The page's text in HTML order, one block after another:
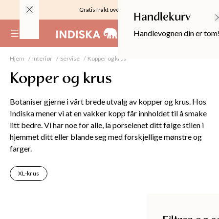
Gratis frakt over 999KR
( 0)
Handlekurv
Handlevognen din er
Hjem Interiør Servise Kopper og krus
Kopper og krus
Botaniser gjerne i vårt brede utvalg av kopper og krus. Hos
Indiska mener vi at en vakker kopp får innholdet til å smake
litt bedre. Vi har noe for alle, la porselenet ditt følge stilen i
hjemmet ditt eller blande seg med forskjellige mønstre og
farger.
XL-krus